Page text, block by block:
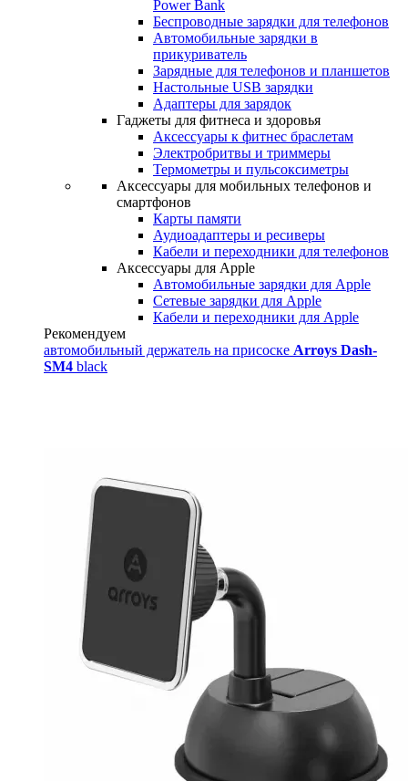
Power Bank
Беспроводные зарядки для телефонов
Автомобильные зарядки в
прикуриватель
Зарядные для телефонов и планшетов
Настольные USB зарядки
Адаптеры для зарядок
Гаджеты для фитнеса и здоровья
Аксессуары к фитнес браслетам
Электробритвы и триммеры
Термометры и пульсоксиметры
Аксессуары для мобильных телефонов и
смартфонов
Карты памяти
Аудиоадаптеры и ресиверы
Кабели и переходники для телефонов
Аксессуары для Apple
Автомобильные зарядки для Apple
Сетевые зарядки для Apple
Кабели и переходники для Apple
Рекомендуем
автомобильный держатель на присоске Arroys Dash-
SM4 black